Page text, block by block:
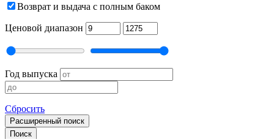
Возврат и выдача с полным баком
Ценовой диапазон
Год выпуска
Сбросить
Расширенный поиск
Поиск